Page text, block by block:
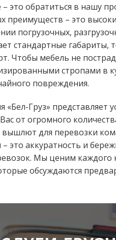
это обратиться в нашу
преимуществ – это
погрузочных,
стандартные габариты,
Чтобы мебель не
стропами в
повреждения.
«Бел-Груз» представляет
от огромного
для перевозки
это аккуратность и
Мы ценим каждого
обсуждаются